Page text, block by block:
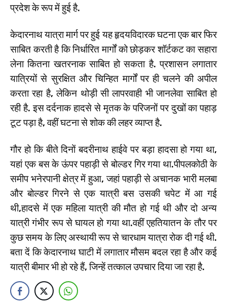
प्रदेश के रूप में हुई है.
केदारनाथ यात्रा मार्ग पर हुई यह हृदयविदारक घटना एक बार फिर
साबित करती है कि निर्धारित मार्गों को छोड़कर शॉर्टकट का सहारा
लेना कितना खतरनाक साबित हो सकता है. प्रशासन लगातार
यात्रियों से सुरक्षित और चिन्हित मार्गों पर ही चलने की अपील
करता रहा है, लेकिन थोड़ी सी लापरवाही भी जानलेवा साबित हो
रही है. इस दर्दनाक हादसे से मृतक के परिजनों पर दुखों का पहाड़
टूट पड़ा है, वहीं घटना से शोक की लहर व्याप्त है.
गौर हो कि बीते दिनों बदरीनाथ हाईवे पर बड़ा हादसा हो गया था,
यहां एक बस के ऊंपर पहाड़ी से बोल्डर गिर गया था.पीपलकोठी के
समीप भनेरपानी क्षेत्र में हुआ, जहां पहाड़ी से अचानक भारी मलबा
और बोल्डर गिरने से एक यात्री बस उसकी चपेट में आ गई
थी,हादसे में एक महिला यात्री की मौत हो गई थी और दो अन्य
यात्री गंभीर रूप से घायल हो गया था.वहीं एहतियातन के तौर पर
कुछ समय के लिए अस्थायी रूप से चारधाम यात्रा रोक दी गई थी.
बता दें कि केदारनाथ घाटी में लगातार मौसम बदल रहा है और कई
यात्री बीमार भी हो रहे हैं, जिन्हें तत्काल उपचार दिया जा रहा है.